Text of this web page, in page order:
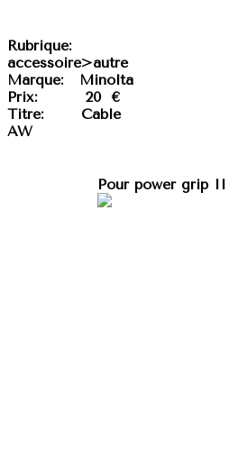
Rubrique:
accessoire>autre
Marque:
Minolta
Prix: 20 €
Titre: Cable
AW
Pour power grip II